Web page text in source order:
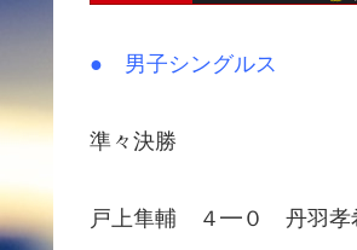
● 男子シングルス
準々決勝
戸上隼輔 ４━０ 丹羽孝